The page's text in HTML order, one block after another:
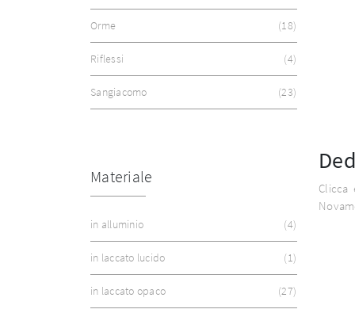
Clicca
Orme 18
Riflessi 4
Sangiacomo 23
Materiale
in alluminio 4
in laccato lucido 1
in laccato opaco 27